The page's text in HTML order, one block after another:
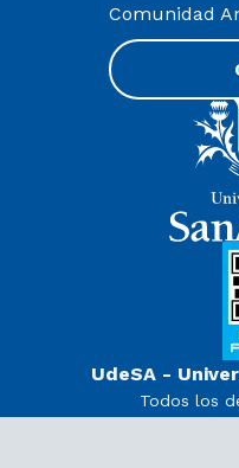
UdeSA -
Todos los
Comunidad